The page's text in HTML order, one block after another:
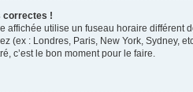
correctes !
affichée utilise un fuseau horaire
(ex : Londres, Paris, New York, Sydney,
c’est le bon moment pour le faire.